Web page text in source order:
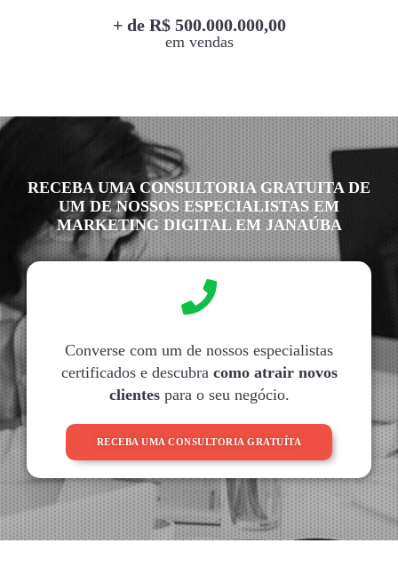
+ de R$ 500.000.000,00
em vendas
RECEBA UMA CONSULTORIA GRATUITA DE
UM DE NOSSOS ESPECIALISTAS EM
MARKETING DIGITAL EM JANAÚBA
Converse com um de nossos especialistas
certificados e descubra como atrair novos
clientespara o seu negócio.
RECEBA UMA CONSULTORIA GRATUÍTA